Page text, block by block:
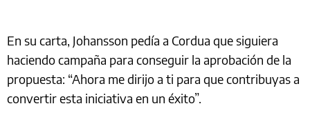
En su carta, Johansson pedía a Cordua que siguiera
haciendo campaña para conseguir la aprobación de la
propuesta: “Ahora me dirijo a ti para que contribuyas a
convertir esta iniciativa en un éxito”.